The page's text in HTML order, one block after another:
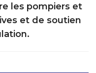
les pompiers et
et de soutien